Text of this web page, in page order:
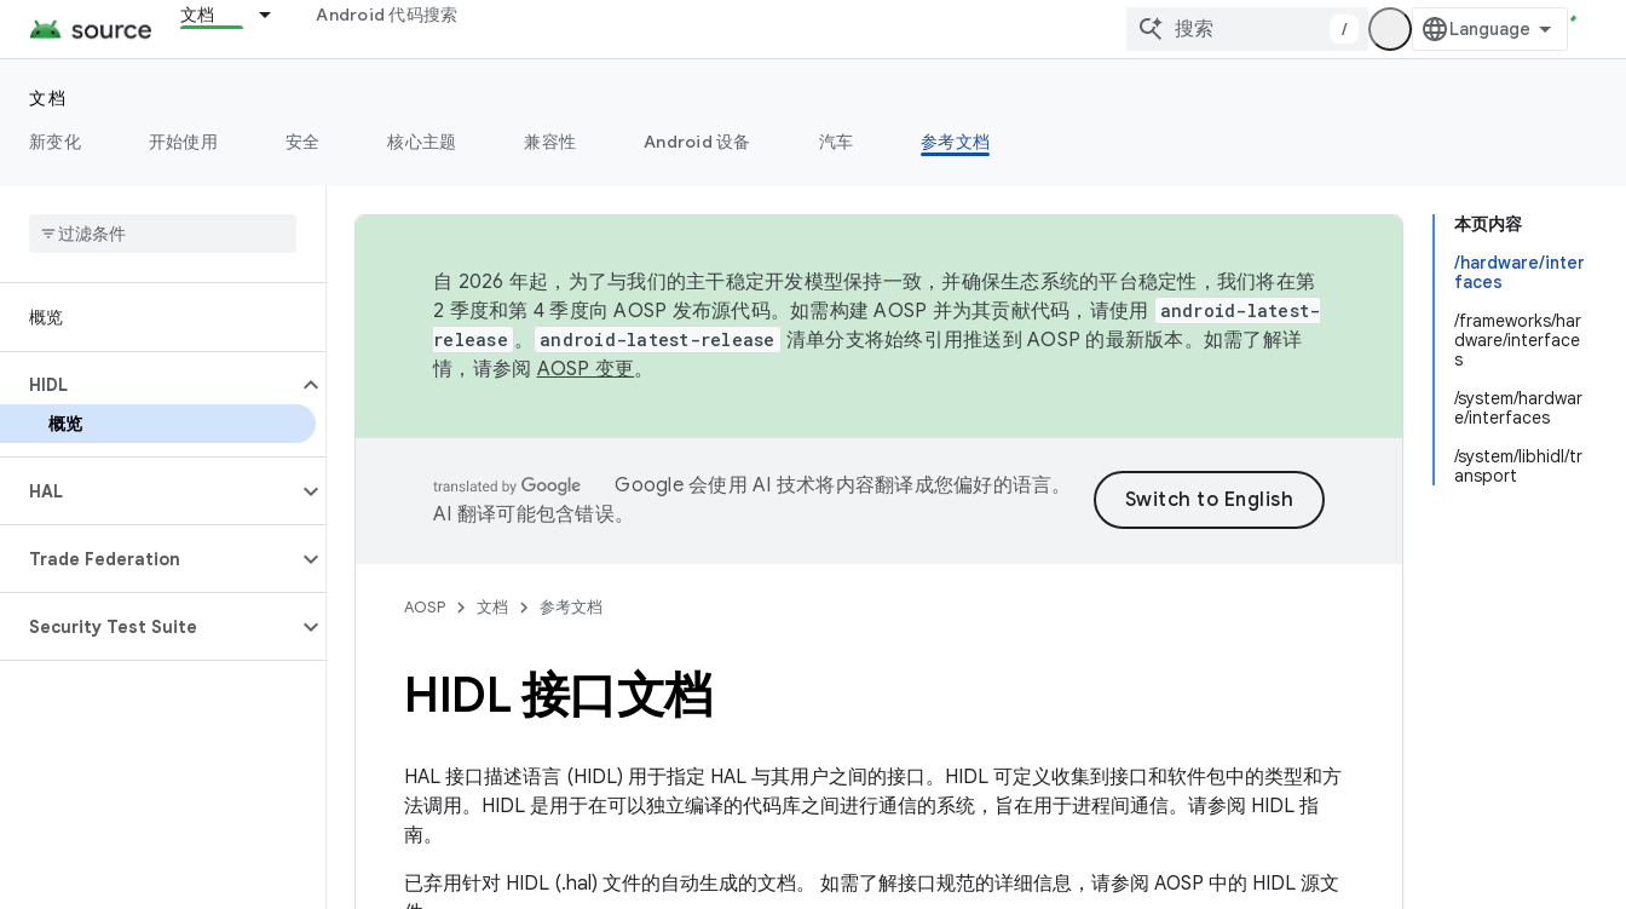
文档 Android 代码搜索
/
文档
新变化
开始使用 安全 核心主题 兼容性 Android 设备 汽车 参考文档
概览
HIDL
概览
HAL
Trade Federation
Security Test Suite
本页内容
/hardware/inter
faces
/frameworks/har
dware/interface
s
/system/hardwar
e/interfaces
/system/libhidl/tr
ansport
自 2026 年起，为了与我们的主干稳定开发模型保持一致，并确保生态系统的平台稳定性，我们将在第
2 季度和第 4 季度向 AOSP 发布源代码。如需构建 AOSP 并为其贡献代码，请使用
android-latest-
release 。 android-latest-release 清单分支将始终引用推送到 AOSP 的最新版本。如需了解详
情，请参阅 AOSP 变更。
Google 会使用 AI 技术将内容翻译成您偏好的语言。
AI 翻译可能包含错误。
AOSP 文档 参考文档
HIDL 接口文档
HAL 接口描述语言 (HIDL) 用于指定 HAL 与其用户之间的接口。HIDL 可定义收集到接口和软件包中的类型和方
法调用。HIDL 是用于在可以独立编译的代码库之间进行通信的系统，旨在用于进程间通信。请参阅 HIDL 指
南。
已弃用针对 HIDL (.hal) 文件的自动生成的文档。 如需了解接口规范的详细信息，请参阅 AOSP 中的 HIDL 源文